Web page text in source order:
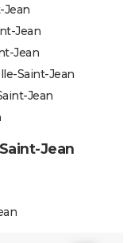
Jean
Jean
Jean
Saint-Jean
Jean
Jean